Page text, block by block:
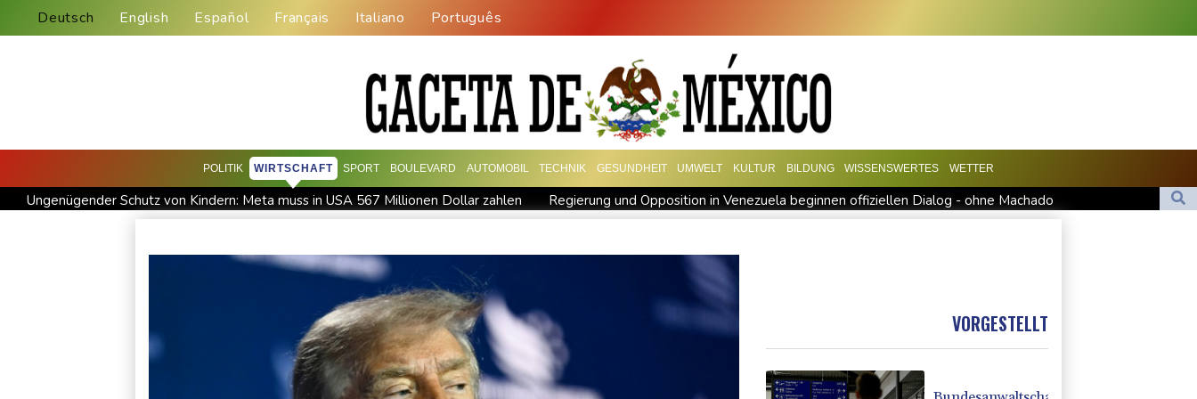
Deutsch English Español Français Italiano Português
POLITIK WIRTSCHAFT SPORT BOULEVARD AUTOMOBIL TECHNIK GESUNDHEIT UMWELT KULTUR BILDUNG WISSENSWERTES WETTER
Ungenügender Schutz von Kindern: Meta muss in USA 567 Millionen Dollar zahlen
Regierung und Opposition in Venezuela beginnen offiziellen Dialog - ohne Machado
Trump unternimmt neuen Vorstoß im Streit um US-Staatsbürgerschaft
Erdogan reist zu Dreier-Gipfel mit Pakistan nach Saudi-Arabien
58 Soldaten im Jemen bei Huthi-Angriffen getötet - Regierung kündigt Vergeltung an
UEFA hält an FIFA-Boykott fest - CAF hält zu Infantino
Jemen: 38 Soldaten bei Huthi-Angriffen getötet - Regierung kündigt Vergeltung an
Mindestens zwei Tote bei Bombenexplosion in Kleinbus nahe Damaskus
VORGESTELLT